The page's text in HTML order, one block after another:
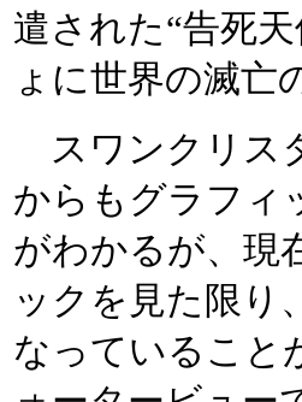
遣された“告死
ょに世界の滅亡
スワンクリス
からもグラフィ
がわかるが、現
ックを見た限り
なっていること